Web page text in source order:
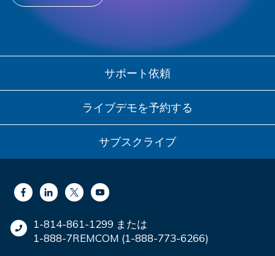
サポート依頼
ライブデモを予約する
サブスクライブ
1-814-861-1299 または
1-888-7REMCOM (1-888-773-6266)